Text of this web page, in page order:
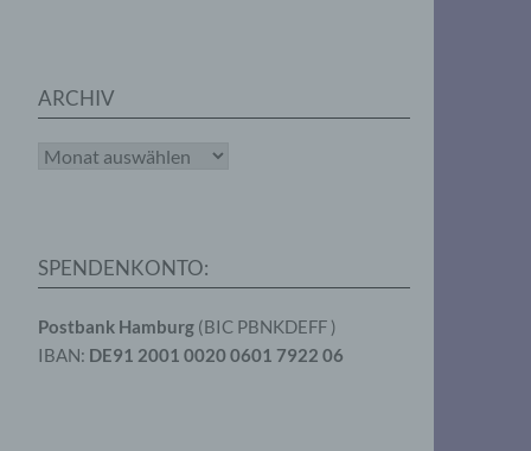
ARCHIV
Archiv
SPENDENKONTO:
Postbank Hamburg (BIC PBNKDEFF )
IBAN: DE91 2001 0020 0601 7922 06